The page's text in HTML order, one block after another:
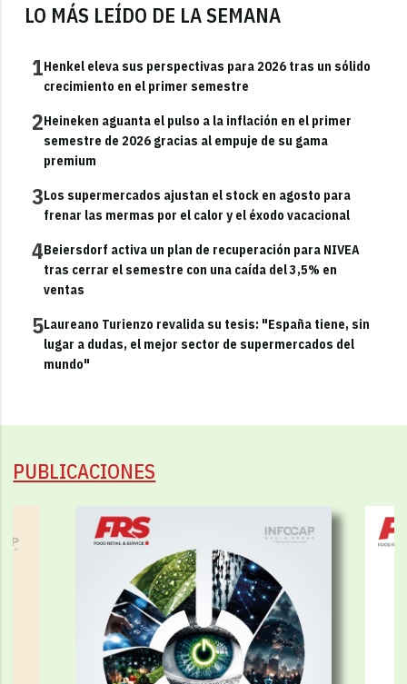
LO MÁS LEÍDO DE LA SEMANA
1Henkel eleva sus perspectivas para 2026 tras un sólido
crecimiento en el primer semestre
2Heineken aguanta el pulso a la inflación en el primer
semestre de 2026 gracias al empuje de su gama
premium
3Los supermercados ajustan el stock en agosto para
frenar las mermas por el calor y el éxodo vacacional
4Beiersdorf activa un plan de recuperación para NIVEA
tras cerrar el semestre con una caída del 3,5% en
ventas
5Laureano Turienzo revalida su tesis: "España tiene, sin
lugar a dudas, el mejor sector de supermercados del
mundo"
PUBLICACIONES